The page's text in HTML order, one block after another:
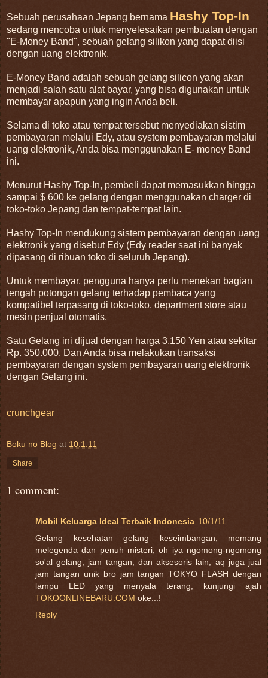
Sebuah perusahaan Jepang bernama Hashy Top-In
sedang mencoba untuk menyelesaikan pembuatan dengan
"E-Money Band", sebuah gelang silikon yang dapat diisi
dengan uang elektronik.
E-Money Band adalah sebuah gelang silicon yang akan
menjadi salah satu alat bayar, yang bisa digunakan untuk
membayar apapun yang ingin Anda beli.
Selama di toko atau tempat tersebut menyediakan sistim
pembayaran melalui Edy, atau system pembayaran melalui
uang elektronik, Anda bisa menggunakan E- money Band
ini.
Menurut Hashy Top-In, pembeli dapat memasukkan hingga
sampai $ 600 ke gelang dengan menggunakan charger di
toko-toko Jepang dan tempat-tempat lain.
Hashy Top-In mendukung sistem pembayaran dengan uang
elektronik yang disebut Edy (Edy reader saat ini banyak
dipasang di ribuan toko di seluruh Jepang).
Untuk membayar, pengguna hanya perlu menekan bagian
tengah potongan gelang terhadap pembaca yang
kompatibel terpasang di toko-toko, department store atau
mesin penjual otomatis.
Satu Gelang ini dijual dengan harga 3.150 Yen atau sekitar
Rp. 350.000. Dan Anda bisa melakukan transaksi
pembayaran dengan system pembayaran uang elektronik
dengan Gelang ini.
crunchgear
Boku no Blog at 10.1.11
Share
1 comment:
Mobil Keluarga Ideal Terbaik Indonesia 10/1/11
Gelang kesehatan gelang keseimbangan, memang
melegenda dan penuh misteri, oh iya ngomong-ngomong
so'al gelang, jam tangan, dan aksesoris lain, aq juga jual
jam tangan unik bro jam tangan TOKYO FLASH dengan
lampu LED yang menyala terang, kunjungi ajah
TOKOONLINEBARU.COM oke...!
Reply